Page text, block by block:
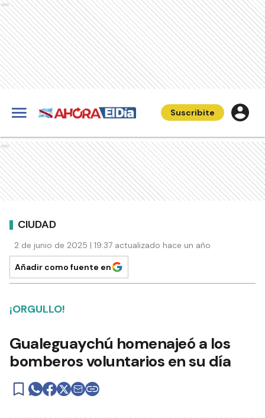
Ads
Suscribite
Ads
CIUDAD
2 de junio de 2025 | 19:37 actualizado hace un año
Añadir como fuente en
¡ORGULLO!
Gualeguaychú homenajeó a los
bomberos voluntarios en su día